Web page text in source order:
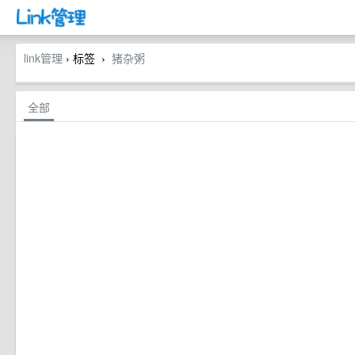
link管理 › 标签 › 猪杂粥
全部